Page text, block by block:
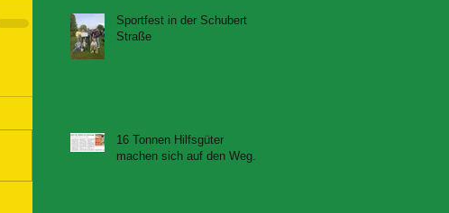
Sportfest in der Schubert
Straße
16 Tonnen Hilfsgüter
machen sich auf den Weg....